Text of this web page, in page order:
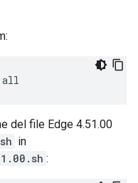
all
del file Edge 4.51.00
in
: